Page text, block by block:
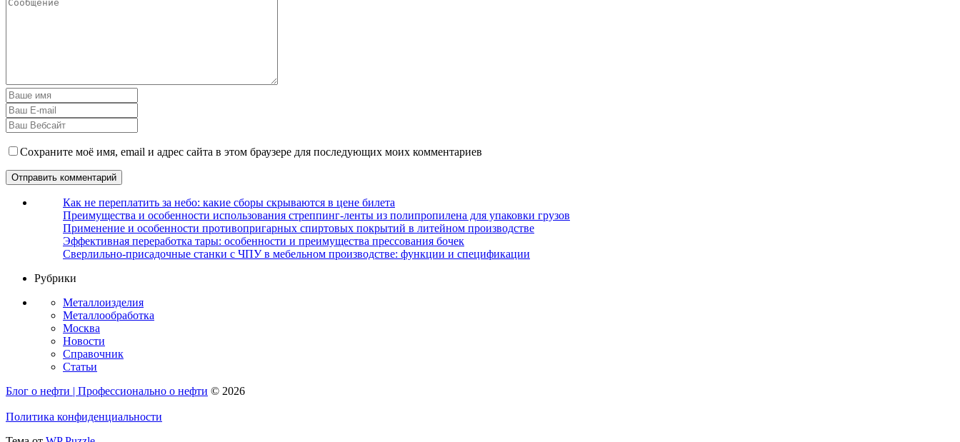
Сохраните моё имя, email и адрес сайта в этом браузере для последующих моих комментариев
Как не переплатить за небо: какие сборы скрываются в цене билета
Преимущества и особенности использования стреппинг-ленты из полипропилена для упаковки грузов
Применение и особенности противопригарных спиртовых покрытий в литейном производстве
Эффективная переработка тары: особенности и преимущества прессования бочек
Сверлильно-присадочные станки с ЧПУ в мебельном производстве: функции и спецификации
Рубрики
Металлоизделия
Металлообработка
Москва
Новости
Справочник
Статьи
Блог о нефти | Профессионально о нефти © 2026
Политика конфиденциальности